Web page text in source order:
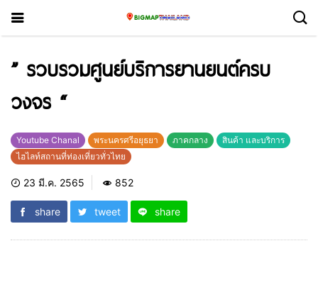
” รวบรวมศูนย์บริการยานยนต์ครบ
วงจร “
Youtube Chanal พระนครศรีอยุธยา ภาคกลาง
สินค้า และบริการ
ไฮไลท์สถานที่ท่องเที่ยวทั่วไทย
23 มี.ค. 2565 852
share tweet share